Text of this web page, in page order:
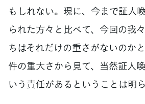
もしれない。現に、今まで証人
られた方々と比べて、今回の我
ちはそれだけの重さがないのか
件の重大さから見て、当然証人
いう責任があるということは明